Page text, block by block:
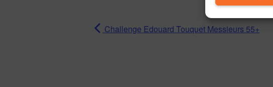
Challenge Edouard Touquet Messieurs 55+